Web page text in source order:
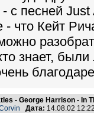
с песней
- что Кейт
знает,
- George Harrison - In
Дата: 14.08.02